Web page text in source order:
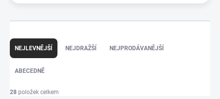
a
z
p
NEJLEVNĚJŠÍ NEJDRAŽŠÍ NEJPRODÁVANĚJŠÍ
ABECEDNĚ
28 položek celkem